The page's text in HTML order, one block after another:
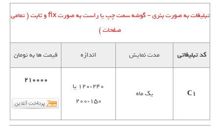
تبلیغات به صورت بنری – گوشه سمت چپ یا راست به صورت fix و ثابت ( تمامی
صفحات )
کد تبلیغاتی مدت نمایش اندازه قیمت ها به تومان
C1 یک ماه
240*120 یا
150*200
210000